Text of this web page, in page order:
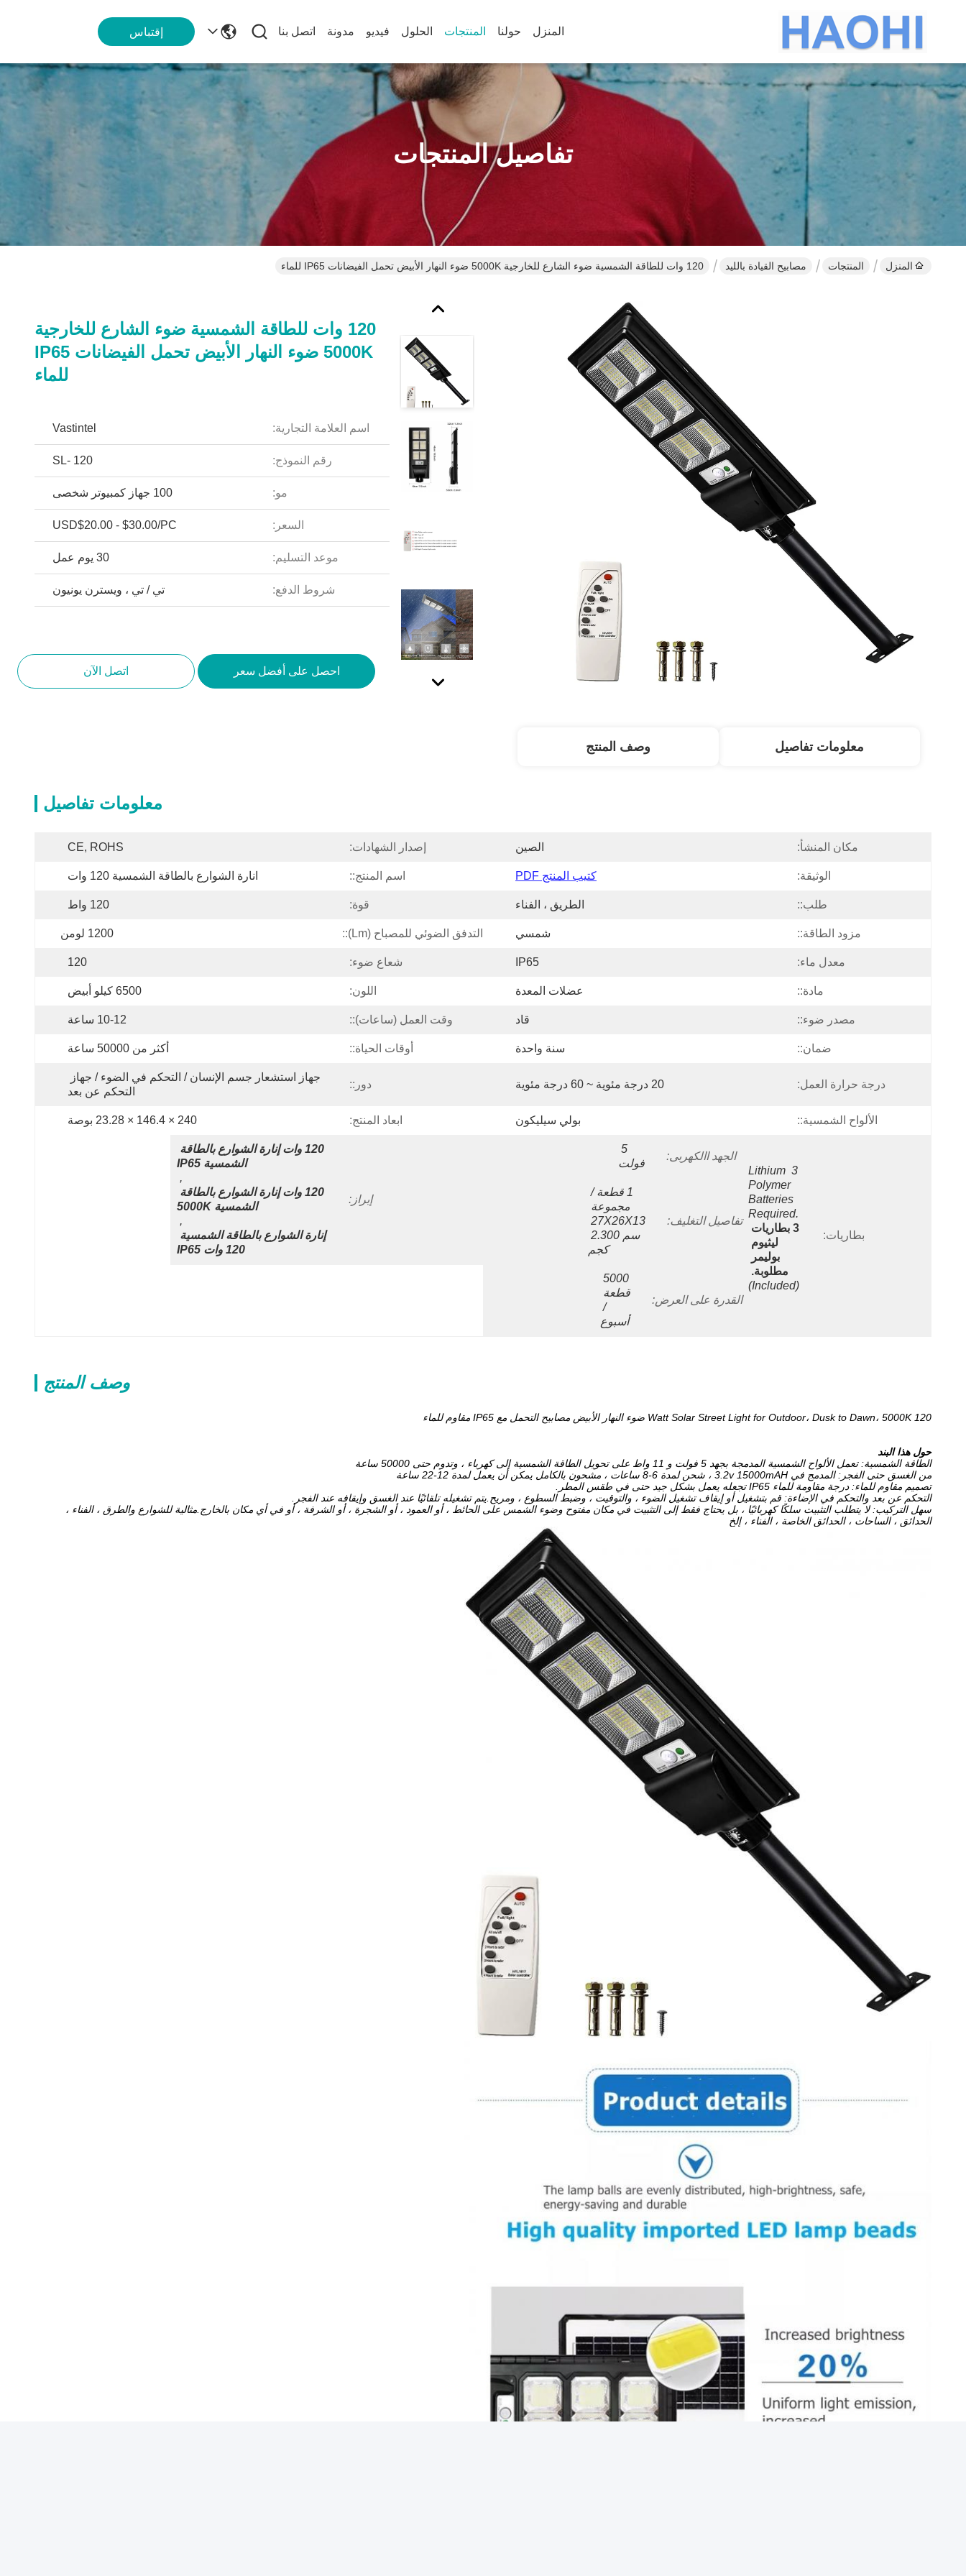
المنزل حولنا المنتجات الحلول فيديو مدونة اتصل بنا إقتباس
تفاصيل المنتجات
المنزل المنتجات مصابيح القيادة بالليد 120 وات للطاقة الشمسية ضوء الشارع للخارجية 5000K ضوء النهار الأبيض تحمل الفيضانات IP65 للماء
120 وات للطاقة الشمسية ضوء الشارع للخارجية
5000K ضوء النهار الأبيض تحمل الفيضانات IP65
للماء
اسم العلامة التجارية: Vastintel
رقم النموذج: SL- 120
مو: 100 جهاز كمبيوتر شخصى
السعر: USD$20.00 - $30.00/PC
موعد التسليم: 30 يوم عمل
شروط الدفع: تي / تي ، ويسترن يونيون
احصل على أفضل سعر اتصل الآن
معلومات تفاصيل وصف المنتج
معلومات تفاصيل
مكان المنشأ: الصين إصدار الشهادات: CE, ROHS
الوثيقة: كتيب المنتج PDF اسم المنتج:: انارة الشوارع بالطاقة الشمسية 120 وات
طلب:: الطريق ، الفناء قوة: 120 واط
مزود الطاقة:: شمسي التدفق الضوئي للمصباح (lm):: 1200 لومن
معدل ماء: IP65 شعاع ضوء: 120
مادة:: عضلات المعدة اللون: 6500 كيلو أبيض
مصدر ضوء:: قاد وقت العمل (ساعات):: 10-12 ساعة
ضمان:: سنة واحدة أوقات الحياة:: أكثر من 50000 ساعة
درجة حرارة العمل: 20 درجة مئوية ~ 60 درجة مئوية دور::
التحكم عن بعد
الألواح الشمسية:: بولي سيليكون ابعاد المنتج: 240 × 146.4 × 23.28 بوصة
بطاريات:
3 Lithium
Polymer
Batteries
Required.
مطلوبة.
الجهد االكهربى:
5
فولت
تفاصيل التغليف:
1 قطعة /
كجم
القدرة على العرض:
/
أسبوع
إبراز:
الشمسية IP65
,
الشمسية 5000K
,
120 وات IP65
وصف المنتج
120 Watt Solar Street Light for Outdoor، Dusk to Dawn، 5000K ضوء النهار الأبيض مصابيح التحمل مع IP65 مقاوم للماء
حول هذا البند
الطاقة الشمسية: تعمل الألواح الشمسية المدمجة بجهد 5 فولت و 11 واط على تحويل الطاقة الشمسية إلى كهرباء ، وتدوم حتى 50000 ساعة
من الغسق حتى الفجر: المدمج في 3.2v 15000mAH ، شحن لمدة 6-8 ساعات ، مشحون بالكامل يمكن أن يعمل لمدة 12-22 ساعة
تصميم مقاوم للماء: درجة مقاومة للماء IP65 تجعله يعمل بشكل جيد حتى في طقس المطر.
التحكم عن بعد والتحكم في الإضاءة: قم بتشغيل أو إيقاف تشغيل الضوء ، والتوقيت ، وضبط السطوع ، ومريح.يتم تشغيله تلقائيًا عند الغسق وإيقافه عند الفجر.
سهل التركيب: لا يتطلب التثبيت سلكًا كهربائيًا ، بل يحتاج فقط إلى التثبيت في مكان مفتوح وضوء الشمس على الحائط ، أو العمود ، أو الشجرة ، أو الشرفة ، أو في أي مكان بالخارج.مثالية للشوارع والطرق ، الفناء ،
الحدائق ، الساحات ، الحدائق الخاصة ، الفناء ، إلخ